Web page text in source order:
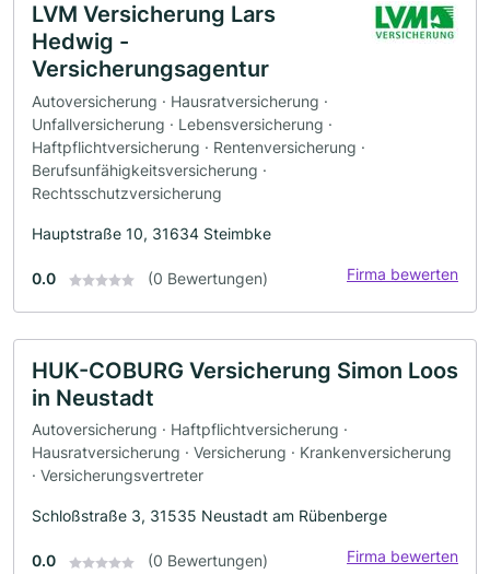
LVM Versicherung Lars
Hedwig -
Versicherungsagentur
Autoversicherung · Hausratversicherung ·
Unfallversicherung · Lebensversicherung ·
Haftpflichtversicherung · Rentenversicherung ·
Berufsunfähigkeitsversicherung ·
Rechtsschutzversicherung
Hauptstraße 10, 31634 Steimbke
0.0 (0 Bewertungen) Firma bewerten
HUK-COBURG Versicherung Simon Loos
in Neustadt
Autoversicherung · Haftpflichtversicherung ·
Hausratversicherung · Versicherung · Krankenversicherung
· Versicherungsvertreter
Schloßstraße 3, 31535 Neustadt am Rübenberge
0.0 (0 Bewertungen) Firma bewerten